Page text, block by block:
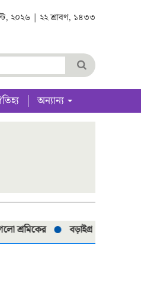
২০২৬ | ২২ শ্রাবণ, ১৪৩৩
অন্যান্য
বড়াইগ্রামে নিষিদ্ধ